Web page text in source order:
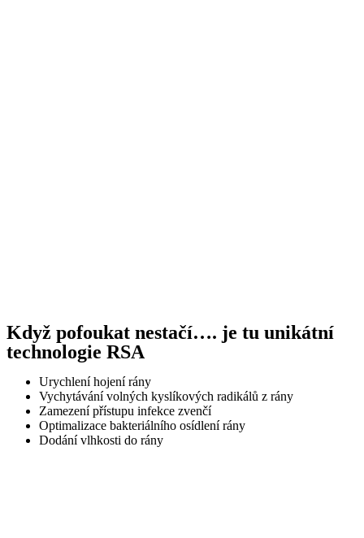
Když pofoukat nestačí…. je tu unikátní
technologie RSA
Urychlení hojení rány
Vychytávání volných kyslíkových radikálů z rány
Zamezení přístupu infekce zvenčí
Optimalizace bakteriálního osídlení rány
Dodání vlhkosti do rány